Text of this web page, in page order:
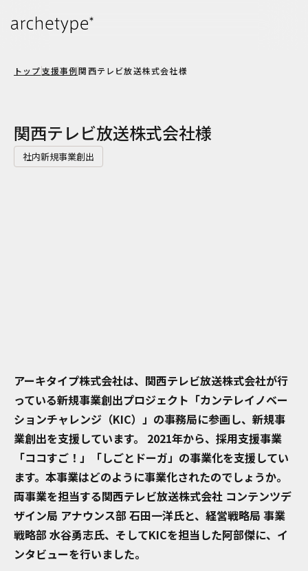
トップ支援事例 関西テレビ放送株式会社様
関西テレビ放送株式会社様
社内新規事業創出
アーキタイプ株式会社は、関西テレビ放送株式会社が行
っている新規事業創出プロジェクト「カンテレイノベー
ションチャレンジ（KIC）」の事務局に参画し、新規事
業創出を支援しています。 2021年から、採用支援事業
「ココすご！」「しごとドーガ」の事業化を支援してい
ます。本事業はどのように事業化されたのでしょうか。
両事業を担当する関西テレビ放送株式会社 コンテンツデ
ザイン局 アナウンス部 石田一洋氏と、経営戦略局 事業
戦略部 水谷勇志氏、そしてKICを担当した阿部傑に、イ
ンタビューを行いました。